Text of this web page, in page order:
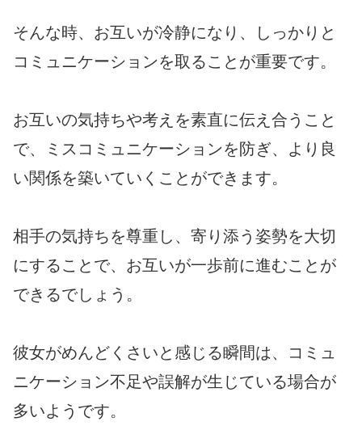
そんな時、お互いが冷静になり、しっかりと
コミュニケーションを取ることが重要です。
お互いの気持ちや考えを素直に伝え合うこと
で、ミスコミュニケーションを防ぎ、より良
い関係を築いていくことができます。
相手の気持ちを尊重し、寄り添う姿勢を大切
にすることで、お互いが一歩前に進むことが
できるでしょう。
彼女がめんどくさいと感じる瞬間は、コミュ
ニケーション不足や誤解が生じている場合が
多いようです。